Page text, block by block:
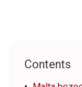
Contents